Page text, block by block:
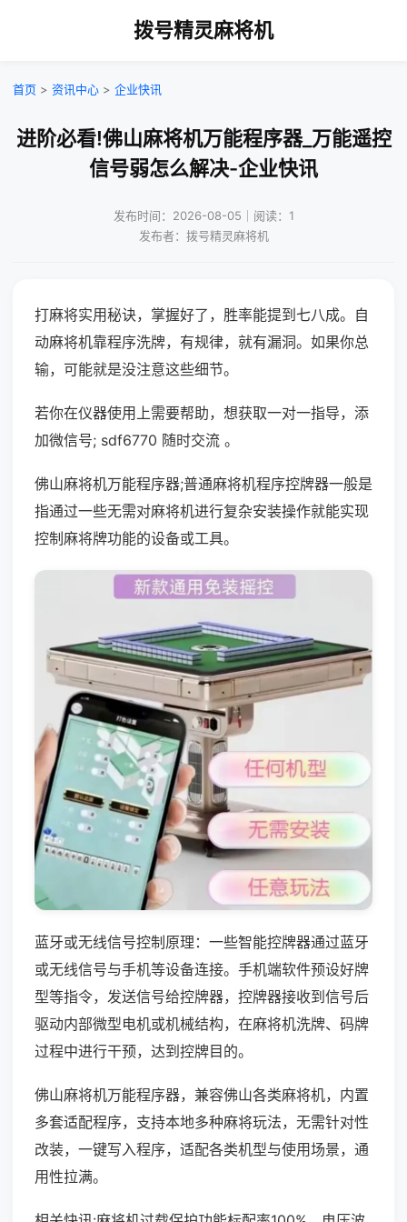
拨号精灵麻将机
首页 > 资讯中心 > 企业快讯
进阶必看!佛山麻将机万能程序器_万能遥控
信号弱怎么解决-企业快讯
发布时间：2026-08-05｜阅读：1
发布者：拨号精灵麻将机
打麻将实用秘诀，掌握好了，胜率能提到七八成。自
动麻将机靠程序洗牌，有规律，就有漏洞。如果你总
输，可能就是没注意这些细节。
若你在仪器使用上需要帮助，想获取一对一指导，添
加微信号; sdf6770 随时交流 。
佛山麻将机万能程序器;普通麻将机程序控牌器一般是
指通过一些无需对麻将机进行复杂安装操作就能实现
控制麻将牌功能的设备或工具。
蓝牙或无线信号控制原理：一些智能控牌器通过蓝牙
或无线信号与手机等设备连接。手机端软件预设好牌
型等指令，发送信号给控牌器，控牌器接收到信号后
驱动内部微型电机或机械结构，在麻将机洗牌、码牌
过程中进行干预，达到控牌目的。
佛山麻将机万能程序器，兼容佛山各类麻将机，内置
多套适配程序，支持本地多种麻将玩法，无需针对性
改装，一键写入程序，适配各类机型与使用场景，通
用性拉满。